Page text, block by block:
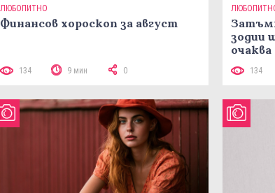
ЛЮБОПИТНО
Финансов хороскоп за август
134 9 мин 0
зодии
очаква
134